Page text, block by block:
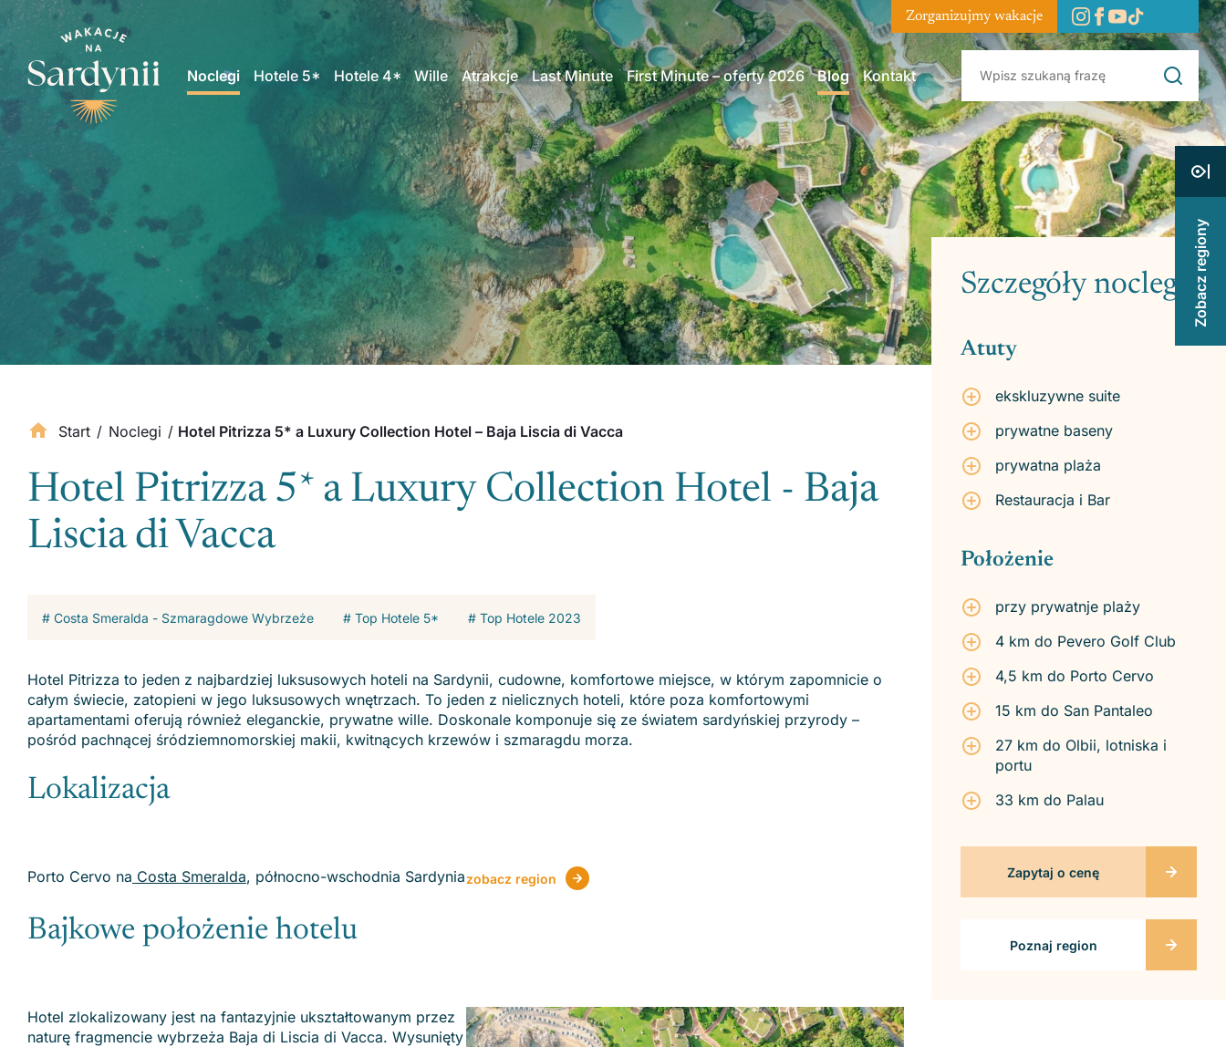
Noclegi Hotele 5* Hotele 4* Wille Atrakcje Last Minute First Minute – oferty 2026 Blog Kontakt
Zorganizujmy wakacje
Szczegóły noclegu
Atuty
ekskluzywne suite
prywatne baseny
prywatna plaża
Restauracja i Bar
Położenie
przy prywatnje plaży
4 km do Pevero Golf Club
4,5 km do Porto Cervo
15 km do San Pantaleo
27 km do Olbii, lotniska i
portu
33 km do Palau
Zapytaj o cenę
Poznaj region
Start / Noclegi / Hotel Pitrizza 5* a Luxury Collection Hotel – Baja Liscia di Vacca
Hotel Pitrizza 5* a Luxury Collection Hotel - Baja
Liscia di Vacca
# Costa Smeralda - Szmaragdowe Wybrzeże # Top Hotele 5* # Top Hotele 2023
Hotel Pitrizza to jeden z najbardziej luksusowych hoteli na Sardynii, cudowne, komfortowe miejsce, w którym zapomnicie o
całym świecie, zatopieni w jego luksusowych wnętrzach. To jeden z nielicznych hoteli, które poza komfortowymi
apartamentami oferują również eleganckie, prywatne wille. Doskonale komponuje się ze światem sardyńskiej przyrody –
pośród pachnącej śródziemnomorskiej makii, kwitnących krzewów i szmaragdu morza.
Lokalizacja
Porto Cervo na Costa Smeralda, północno-wschodnia Sardyniazobacz region
Bajkowe położenie hotelu
Hotel zlokalizowany jest na fantazyjnie ukształtowanym przez
naturę fragmencie wybrzeża Baja di Liscia di Vacca. Wysunięty
Zobacz regiony